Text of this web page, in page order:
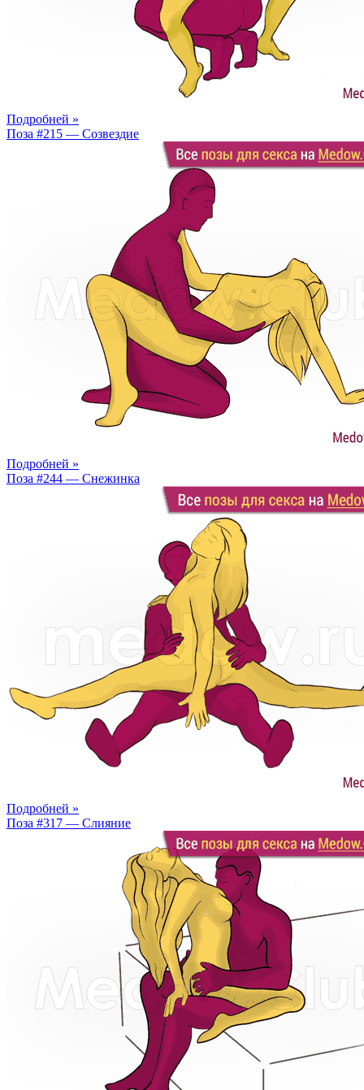
Подробней »
Поза #215 — Созвездие
Подробней »
Поза #244 — Снежинка
Подробней »
Поза #317 — Слияние